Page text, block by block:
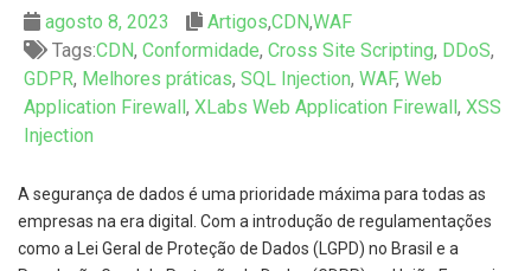
agosto 8, 2023 Artigos,CDN,WAF
Tags:CDN, Conformidade, Cross Site Scripting, DDoS,
GDPR, Melhores práticas, SQL Injection, WAF, Web
Application Firewall, XLabs Web Application Firewall, XSS
Injection
A segurança de dados é uma prioridade máxima para todas as
empresas na era digital. Com a introdução de regulamentações
como a Lei Geral de Proteção de Dados (LGPD) no Brasil e a